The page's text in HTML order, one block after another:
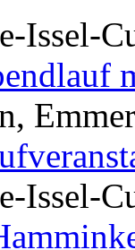
Issel-
Issel-